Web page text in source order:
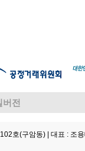
전
호(구암동) | 대표 : 조용